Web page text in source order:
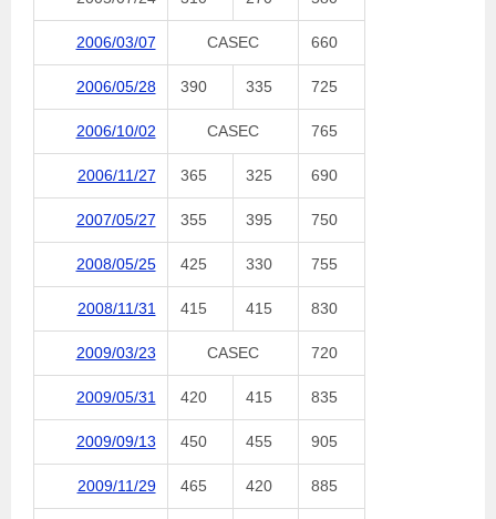
2006/03/07 CASEC 660
2006/05/28 390 335 725
2006/10/02 CASEC 765
2006/11/27 365 325 690
2007/05/27 355 395 750
2008/05/25 425 330 755
2008/11/31 415 415 830
2009/03/23 CASEC 720
2009/05/31 420 415 835
2009/09/13 450 455 905
2009/11/29 465 420 885